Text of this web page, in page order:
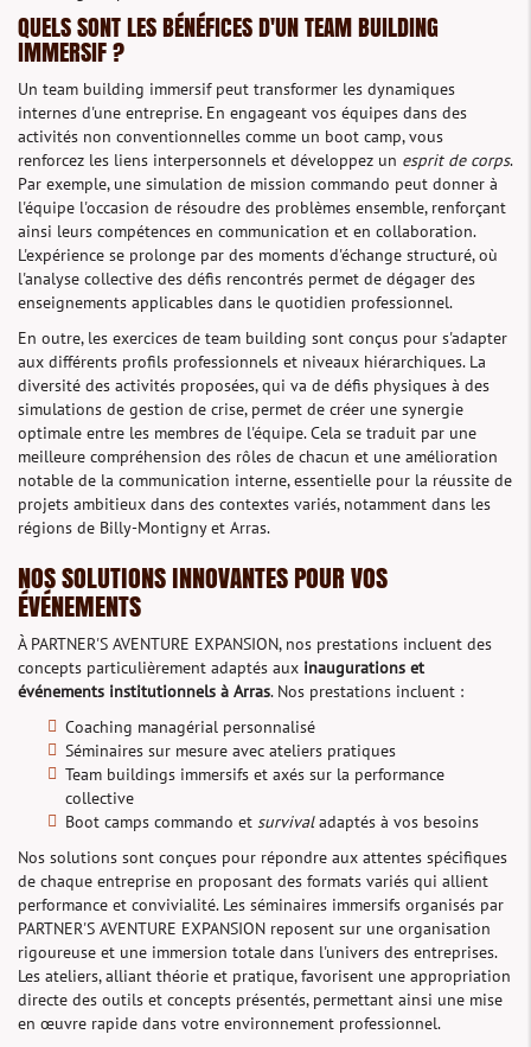
QUELS SONT LES BÉNÉFICES D'UN TEAM BUILDING
IMMERSIF ?
Un team building immersif peut transformer les dynamiques
internes d'une entreprise. En engageant vos équipes dans des
activités non conventionnelles comme un boot camp, vous
renforcez les liens interpersonnels et développez un esprit de corps.
Par exemple, une simulation de mission commando peut donner à
l'équipe l'occasion de résoudre des problèmes ensemble, renforçant
ainsi leurs compétences en communication et en collaboration.
L'expérience se prolonge par des moments d'échange structuré, où
l'analyse collective des défis rencontrés permet de dégager des
enseignements applicables dans le quotidien professionnel.
En outre, les exercices de team building sont conçus pour s'adapter
aux différents profils professionnels et niveaux hiérarchiques. La
diversité des activités proposées, qui va de défis physiques à des
simulations de gestion de crise, permet de créer une synergie
optimale entre les membres de l'équipe. Cela se traduit par une
meilleure compréhension des rôles de chacun et une amélioration
notable de la communication interne, essentielle pour la réussite de
projets ambitieux dans des contextes variés, notamment dans les
régions de Billy-Montigny et Arras.
NOS SOLUTIONS INNOVANTES POUR VOS
ÉVÉNEMENTS
À PARTNER'S AVENTURE EXPANSION, nos prestations incluent des
concepts particulièrement adaptés aux inaugurations et
événements institutionnels à Arras. Nos prestations incluent :
Coaching managérial personnalisé
Séminaires sur mesure avec ateliers pratiques
Team buildings immersifs et axés sur la performance
collective
Boot camps commando et survivaladaptés à vos besoins
Nos solutions sont conçues pour répondre aux attentes spécifiques
de chaque entreprise en proposant des formats variés qui allient
performance et convivialité. Les séminaires immersifs organisés par
PARTNER'S AVENTURE EXPANSION reposent sur une organisation
rigoureuse et une immersion totale dans l'univers des entreprises.
Les ateliers, alliant théorie et pratique, favorisent une appropriation
directe des outils et concepts présentés, permettant ainsi une mise
en œuvre rapide dans votre environnement professionnel.